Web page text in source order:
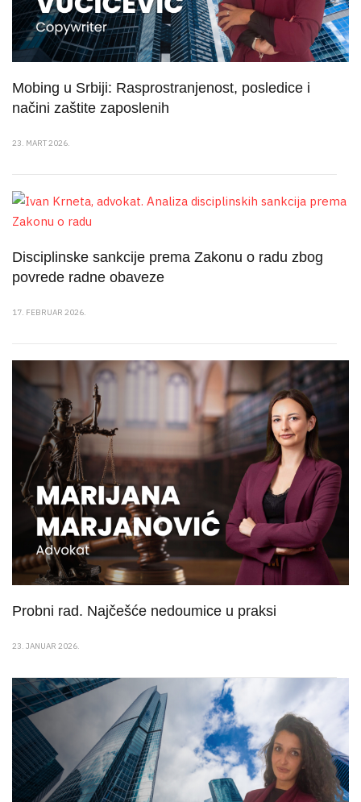
Mobing u Srbiji: Rasprostranjenost, posledice i
načini zaštite zaposlenih
23. MART 2026.
Disciplinske sankcije prema Zakonu o radu zbog
povrede radne obaveze
17. FEBRUAR 2026.
Probni rad. Najčešće nedoumice u praksi
23. JANUAR 2026.